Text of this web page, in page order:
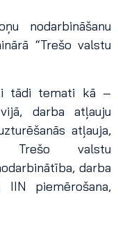
nodarbināšanu
“Trešo valstu
tādi temati kā –
darba atļauju
atļauja,
Trešo valstu
darba
IIN piemērošana,